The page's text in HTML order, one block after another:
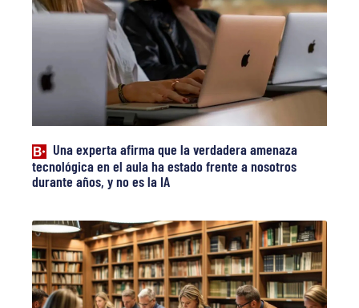
Una experta afirma que la verdadera amenaza
tecnológica en el aula ha estado frente a nosotros
durante años, y no es la IA